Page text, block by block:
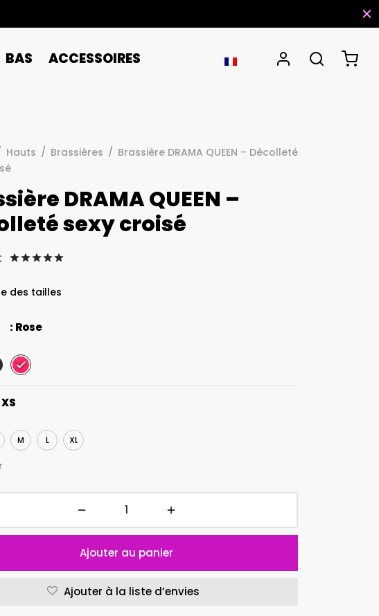
BAS ACCESSOIRES
Hauts / Brassières / Brassière DRAMA QUEEN – Décolleté
DRAMA QUEEN –
sexy croisé
des tailles
: Rose
M L XL
Ajouter au panier
Ajouter à la liste d’envies